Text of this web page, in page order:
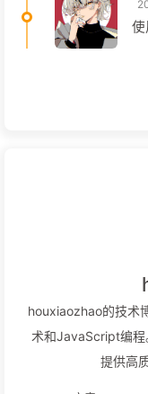
使
houxiaozhao的技术
术和JavaScript编程
提供高